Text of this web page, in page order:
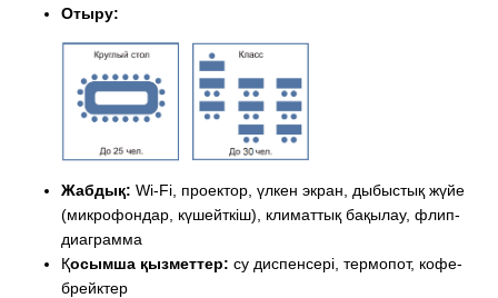
Отыру:
Жабдық: Wi-Fi, проектор, үлкен экран, дыбыстық жүйе
(микрофондар, күшейткіш), климаттық бақылау, флип-
диаграмма
Қосымша қызметтер: су диспенсері, термопот, кофе-
брейктер